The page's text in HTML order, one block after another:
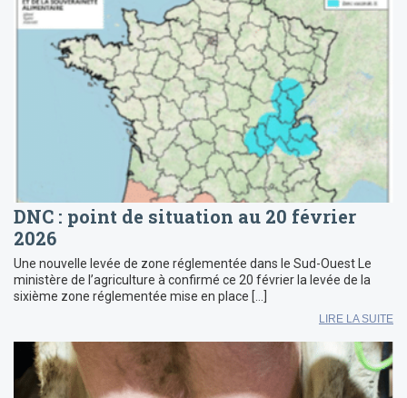
DNC : point de situation au 20 février
2026
Une nouvelle levée de zone réglementée dans le Sud-Ouest Le
ministère de l’agriculture à confirmé ce 20 février la levée de la
sixième zone réglementée mise en place […]
LIRE LA SUITE